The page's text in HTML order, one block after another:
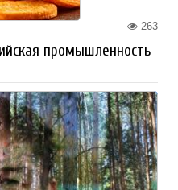
263
промышленность